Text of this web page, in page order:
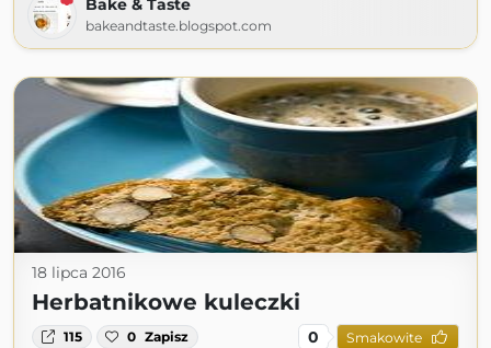
Bake & Taste
bakeandtaste.blogspot.com
18 lipca 2016
Herbatnikowe kuleczki
115 0 Zapisz 0 Smakowite